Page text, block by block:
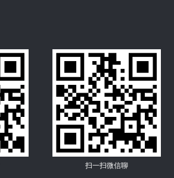
扫一扫微信聊